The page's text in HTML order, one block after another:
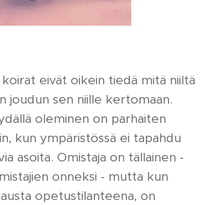
eivät oikein tiedä mitä niiltä
joudun sen niille kertomaan.
oleminen on parhaiten
kun ympäristössä ei tapahdu
asoita. Omistaja on tällainen -
onneksi - mutta kun
opetustilanteena, on